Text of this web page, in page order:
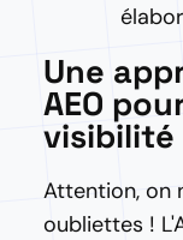
Une
AEO
visibilité
Attention, on
oubliettes !